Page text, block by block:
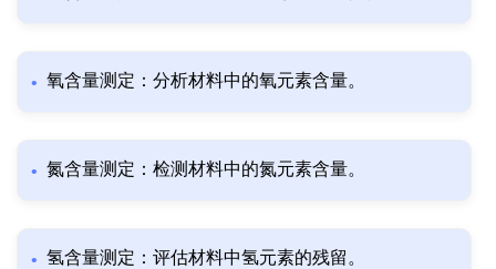
氧含量测定：分析材料中的氧元素含量。
氮含量测定：检测材料中的氮元素含量。
氢含量测定：评估材料中氢元素的残留。